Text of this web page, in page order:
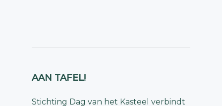
AAN TAFEL!
Stichting Dag van het Kasteel verbindt